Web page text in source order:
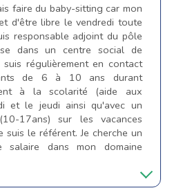
faire du baby-sitting car mon
d'être libre le vendredi toute
responsable adjoint du pôle
dans un centre social de
suis régulièrement en contact
de 6 à 10 ans durant
à la scolarité (aide aux
et le jeudi ainsi qu'avec un
17ans) sur les vacances
suis le référent. Je cherche un
salaire dans mon domaine